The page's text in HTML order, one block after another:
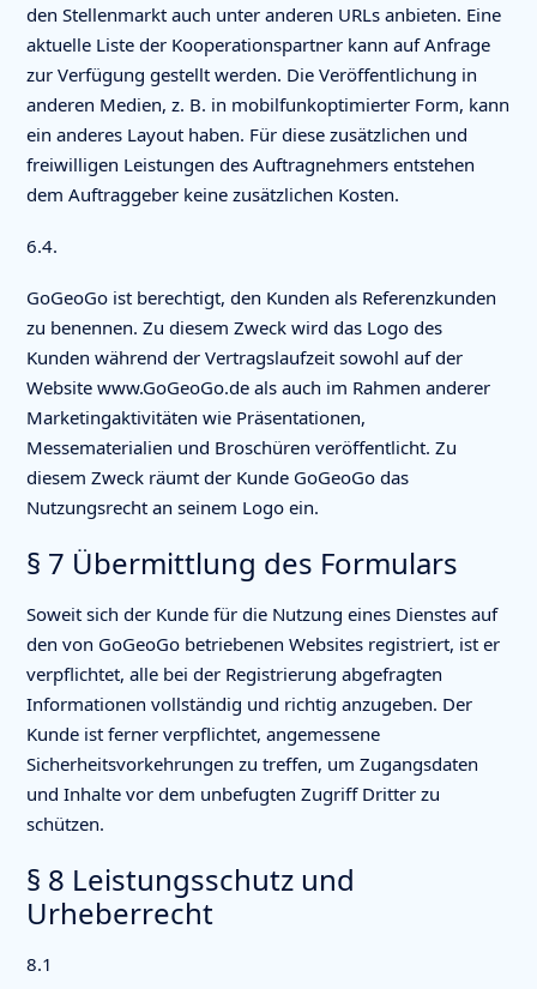
den Stellenmarkt auch unter anderen URLs anbieten. Eine
aktuelle Liste der Kooperationspartner kann auf Anfrage
zur Verfügung gestellt werden. Die Veröffentlichung in
anderen Medien, z. B. in mobilfunkoptimierter Form, kann
ein anderes Layout haben. Für diese zusätzlichen und
freiwilligen Leistungen des Auftragnehmers entstehen
dem Auftraggeber keine zusätzlichen Kosten.
6.4.
GoGeoGo ist berechtigt, den Kunden als Referenzkunden
zu benennen. Zu diesem Zweck wird das Logo des
Kunden während der Vertragslaufzeit sowohl auf der
Website www.GoGeoGo.de als auch im Rahmen anderer
Marketingaktivitäten wie Präsentationen,
Messematerialien und Broschüren veröffentlicht. Zu
diesem Zweck räumt der Kunde GoGeoGo das
Nutzungsrecht an seinem Logo ein.
§ 7 Übermittlung des Formulars
Soweit sich der Kunde für die Nutzung eines Dienstes auf
den von GoGeoGo betriebenen Websites registriert, ist er
verpflichtet, alle bei der Registrierung abgefragten
Informationen vollständig und richtig anzugeben. Der
Kunde ist ferner verpflichtet, angemessene
Sicherheitsvorkehrungen zu treffen, um Zugangsdaten
und Inhalte vor dem unbefugten Zugriff Dritter zu
schützen.
§ 8 Leistungsschutz und
Urheberrecht
8.1